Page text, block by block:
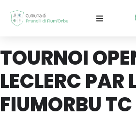
TOURNOI
LECLERC PAR
FIUMORBU TC